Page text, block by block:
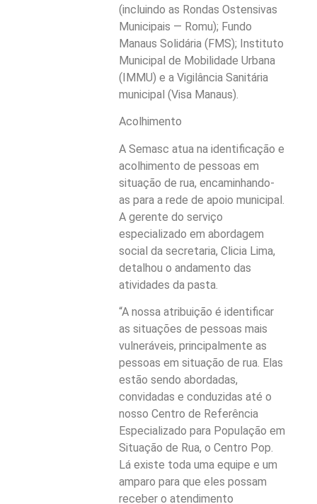
(incluindo as Rondas Ostensivas
Municipais — Romu); Fundo
Manaus Solidária (FMS); Instituto
Municipal de Mobilidade Urbana
(IMMU) e a Vigilância Sanitária
municipal (Visa Manaus).
Acolhimento
A Semasc atua na identificação e
acolhimento de pessoas em
situação de rua, encaminhando-
as para a rede de apoio municipal.
A gerente do serviço
especializado em abordagem
social da secretaria, Clicia Lima,
detalhou o andamento das
atividades da pasta.
“A nossa atribuição é identificar
as situações de pessoas mais
vulneráveis, principalmente as
pessoas em situação de rua. Elas
estão sendo abordadas,
convidadas e conduzidas até o
nosso Centro de Referência
Especializado para População em
Situação de Rua, o Centro Pop.
Lá existe toda uma equipe e um
amparo para que eles possam
receber o atendimento